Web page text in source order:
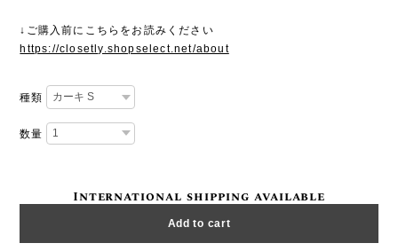
↓ご購入前にこちらをお読みください
https://closetly.shopselect.net/about
種類
数量
International shipping available
Add to cart